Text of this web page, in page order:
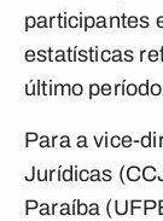
participantes
estatísticas
último
Para a vice-
Jurídicas
Paraíba